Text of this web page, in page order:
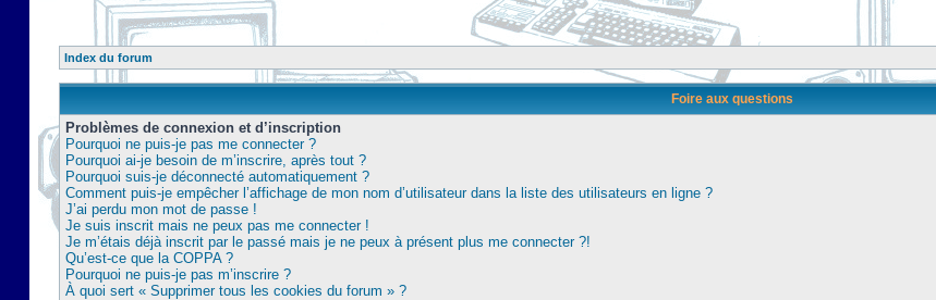
Index du forum
Foire aux questions
Problèmes de connexion et d’inscription
Pourquoi ne puis-je pas me connecter ?
Pourquoi ai-je besoin de m’inscrire, après tout ?
Pourquoi suis-je déconnecté automatiquement ?
Comment puis-je empêcher l’affichage de mon nom d’utilisateur dans la liste des utilisateurs en ligne ?
J’ai perdu mon mot de passe !
Je suis inscrit mais ne peux pas me connecter !
Je m’étais déjà inscrit par le passé mais je ne peux à présent plus me connecter ?!
Qu’est-ce que la COPPA ?
Pourquoi ne puis-je pas m’inscrire ?
À quoi sert « Supprimer tous les cookies du forum » ?